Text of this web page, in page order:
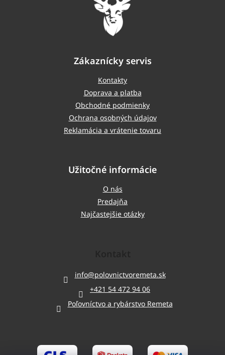
Zákaznícky servis
Kontakty
Doprava a platba
Obchodné podmienky
Ochrana osobných údajov
Reklamácia a vrátenie tovaru
Užitočné informácie
O nás
Predajňa
Najčastejšie otázky
info@polovnictvoremeta.sk
+421 54 472 94 06
Poľovníctvo a rybárstvo Remeta